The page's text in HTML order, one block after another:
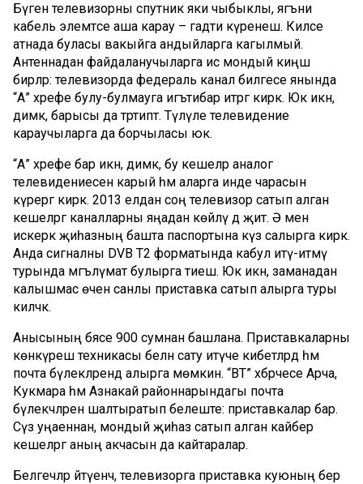
Бүген телевизорны спутник яки чыбыклы, ягъни
кабель элемтәсе аша карау – гадәти күренеш. Киләсе
атнада буласы вакыйга андыйларга кагылмый.
Антеннадан файдаланучыларга исә мондый киңәш
бирәләр: телевизорда федераль канал билгесе янында
“А” хәрефе булу-булмауга игътибар итәргә кирәк. Юк икән,
димәк, барысы да тәртиптә. Түләүле телевидение
караучыларга да борчыласы юк.
“А” хәрефе бар икән, димәк, бу кешеләр аналог
телевидениесен карый һәм аларга инде чарасын
күрергә кирәк. 2013 елдан соң телевизор сатып алган
кешеләргә каналларны яңадан көйләү дә җитә. Ә менә
искерәк җиһазның башта паспортына күз салырга кирәк.
Анда сигналны DVB T2 форматында кабул итү-итмәү
турында мәгълүмат булырга тиеш. Юк икән, заманадан
калышмас өчен санлы приставка сатып алырга туры
киләчәк.
Анысының бәясе 900 сумнан башлана. Приставкаларны
көнкүреш техникасы белән сату итүче кибетләрдә һәм
почта бүлекләрендә алырга мөмкин. “ВТ” хәбәрчесе Арча,
Кукмара һәм Азнакай районнарындагы почта
бүлекчәләренә шалтыратып белеште: приставкалар бар.
Сүз уңаеннан, мондый җиһаз сатып алган кайбер
кешеләргә аның акчасын да кайтаралар.
Белгечләр әйтүенчә, телевизорга приставка куюның бер